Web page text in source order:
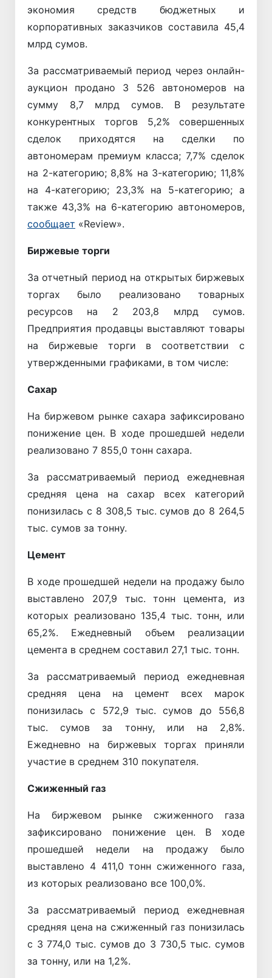
экономия средств бюджетных и
корпоративных заказчиков составила 45,4
млрд сумов.
За рассматриваемый период через онлайн-
аукцион продано 3 526 автономеров на
сумму 8,7 млрд сумов. В результате
конкурентных торгов 5,2% совершенных
сделок приходятся на сделки по
автономерам премиум класса; 7,7% сделок
на 2-категорию; 8,8% на 3-категорию; 11,8%
на 4-категорию; 23,3% на 5-категорию; а
также 43,3% на 6-категорию автономеров,
сообщает «Review».
Биржевые торги
За отчетный период на открытых биржевых
торгах было реализовано товарных
ресурсов на 2 203,8 млрд сумов.
Предприятия продавцы выставляют товары
на биржевые торги в соответствии с
утвержденными графиками, в том числе:
Сахар
На биржевом рынке сахара зафиксировано
понижение цен. В ходе прошедшей недели
реализовано 7 855,0 тонн сахара.
За рассматриваемый период ежедневная
средняя цена на сахар всех категорий
понизилась с 8 308,5 тыс. сумов до 8 264,5
тыс. сумов за тонну.
Цемент
В ходе прошедшей недели на продажу было
выставлено 207,9 тыс. тонн цемента, из
которых реализовано 135,4 тыс. тонн, или
65,2%. Ежедневный объем реализации
цемента в среднем составил 27,1 тыс. тонн.
За рассматриваемый период ежедневная
средняя цена на цемент всех марок
понизилась с 572,9 тыс. сумов до 556,8
тыс. сумов за тонну, или на 2,8%.
Ежедневно на биржевых торгах приняли
участие в среднем 310 покупателя.
Сжиженный газ
На биржевом рынке сжиженного газа
зафиксировано понижение цен. В ходе
прошедшей недели на продажу было
выставлено 4 411,0 тонн сжиженного газа,
из которых реализовано все 100,0%.
За рассматриваемый период ежедневная
средняя цена на сжиженный газ понизилась
с 3 774,0 тыс. сумов до 3 730,5 тыс. сумов
за тонну, или на 1,2%.